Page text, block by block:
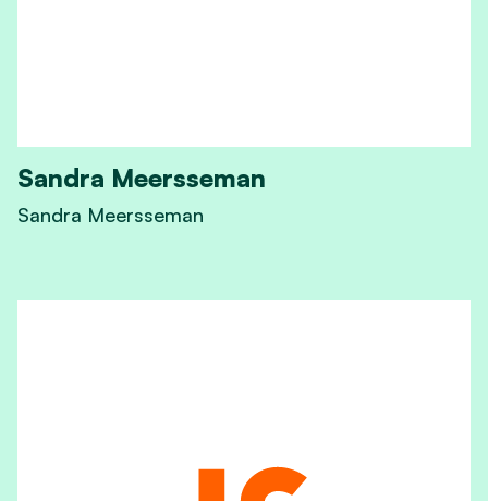
Sandra Meersseman
Sandra Meersseman